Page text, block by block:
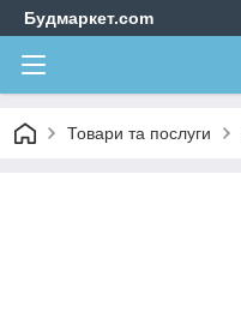
Будмаркет.com
Товари та послуги